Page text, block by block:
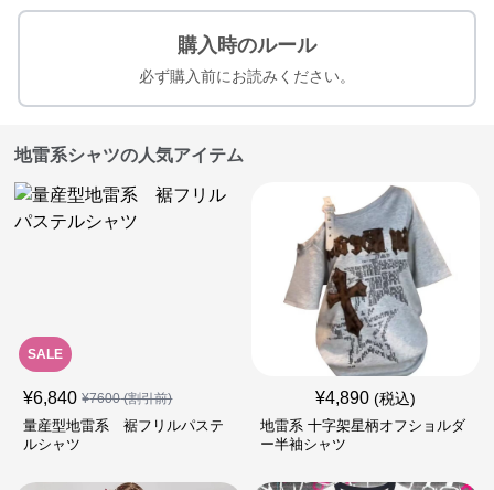
購入時のルール
必ず購入前にお読みください。
地雷系シャツの人気アイテム
SALE
¥6,840 ¥7600(割引前)
量産型地雷系 裾フリルパステ
ルシャツ
¥4,890 (税込)
地雷系 十字架星柄オフショルダ
ー半袖シャツ